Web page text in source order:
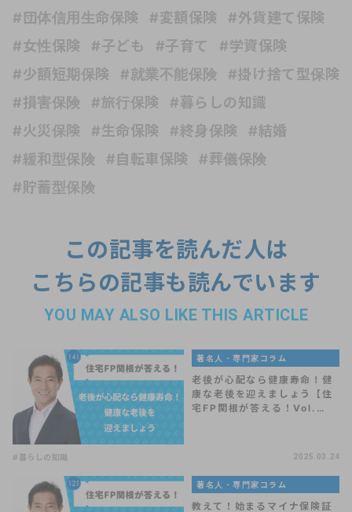
#団体信用生命保険
#変額保険
#外貨建て保険
#女性保険
#子ども #子育て
#学資保険
#少額短期保険
#就業不能保険
#掛け捨て型保険
#損害保険
#旅行保険
#暮らしの知識
#火災保険
#生命保険 #終身保険
#結婚
#緩和型保険
#自転車保険
#葬儀保険
#貯蓄型保険
この記事を読んだ人は
こちらの記事も読んでいます
YOU MAY ALSO LIKE THIS ARTICLE
著名人・専門家コラム
老後が心配なら健康寿命！健
康な老後を迎えましょう【住
宅FP関根が答える！Vol.…
#暮らしの知識 2025.03.24
著名人・専門家コラム
教えて！始まるマイナ保険証